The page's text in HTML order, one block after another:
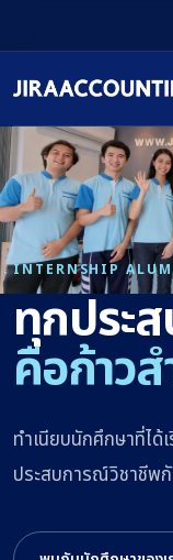
INTERNSHIP
ทุกประ
คือก้าว
ทำเนียบนักศึกษาที่ได้
ประสบการณ์วิชาชีพ